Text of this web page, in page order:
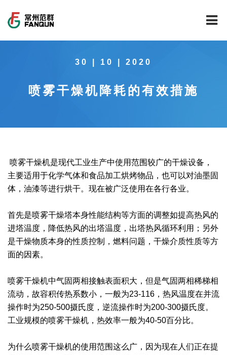
公司介绍
范群文化
公司大事记
干燥设备
回转圆筒干燥焙烧系列
气流干燥系列
喷雾干燥机系列
带式干燥焙烧系列
圆盘干燥机系列
桨叶式干燥系列
制药行业
食品行业
环保行业
化工行业
工程实验室
工程技术中心
质量监督技术中心
新闻中心
范群新闻
行业新闻
技术专栏
服务中心
常见问题
社会责任
全球契约组织成员
节能环保
公益支持
绿色发展
绿色供应链
联系我们
联系我们
30 | 10 | 2020
喷雾干燥机降耗的有效措施
喷雾干燥机是现代工业生产中使用范围较广的干燥设备，
主要适用于化学气体和食品加工烘烤物品，也可以对油墨固
体，油漆等进行烘干。现在被广泛使用在各行各业。
首先是喷雾干燥塔本身性能结构等方面的调整如提高热风的
进塔温度，降低热风的出塔温度，出塔热风循环利用；另外
是干燥物质本身的性质控制，燃料问题，干燥介质性质等方
面的因素。
喷雾干燥机中气固两相接触表面积大，但是气固两相稀梯相
流动，故容积传热系数小，一般为23-116，热风温度在并流
操作时为250-500摄氏度，逆流操作时为200-300摄氏度。
工业规模的喷雾干燥机，热效率一般为40-50百分比。
为什么喷雾干燥机的使用范围这么广，因为现在人们正在提